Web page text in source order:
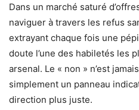
Dans un marché saturé
naviguer à travers les refus
extrayant chaque fois une
doute l’une des habiletés les
arsenal. Le « non » n’est
simplement un panneau
direction plus juste.